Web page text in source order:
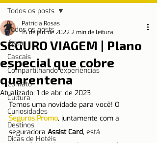
Todos os posts
Água
Cascais
Compartilhando experiências
Contato
Cultura
Curiosidades
Destinos
Dicas de Hotéis
Todos os posts
SEGURO VIAGEM | Plano
especial que cobre
quarentena
Patrícia Rosas
15 de jan. de 20222 min de leitura
Atualizado: 1 de abr. de 2023
Temos uma novidade para você! O
Seguros Promo, juntamente com a
seguradora Assist Card, está